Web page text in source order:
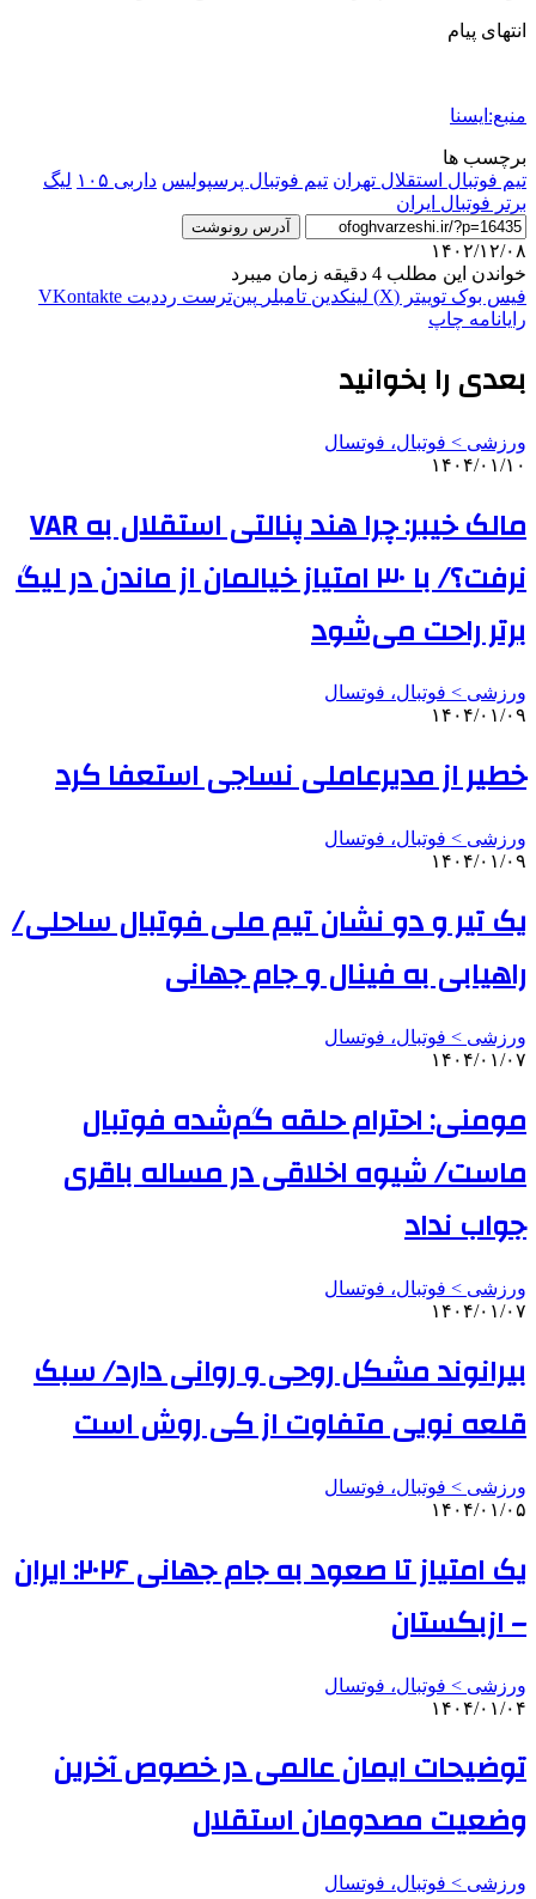
انتهای پیام
منبع:ایسنا
برچسب ها
تيم فوتبال استقلال تهران تيم فوتبال پرسپوليس داربی ۱۰۵
ليگ
برتر فوتبال ایران
آدرس رونوشت
۱۴۰۲/۱۲/۰۸
خواندن این مطلب 4 دقیقه زمان میبرد
فیس بوک توییتر (X) لینکدین ‫تامبلر ‫پین‌ترست ‫رددیت ‫VKontakte
رایانامه چاپ
بعدی را بخوانید
ورزشی > فوتبال، فوتسال
۱۴۰۴/۰۱/۱۰
مالک خیبر: چرا هند پنالتی استقلال به VAR
نرفت؟/ با ۳۰ امتیاز خیالمان از ماندن در لیگ
برتر راحت می‌شود
ورزشی > فوتبال، فوتسال
۱۴۰۴/۰۱/۰۹
خطیر از مدیرعاملی نساجی استعفا کرد
ورزشی > فوتبال، فوتسال
۱۴۰۴/۰۱/۰۹
یک تیر و دو نشان تیم ملی فوتبال ساحلی/
راهیابی به فینال و جام جهانی
ورزشی > فوتبال، فوتسال
۱۴۰۴/۰۱/۰۷
مومنی: احترام حلقه گم‌شده فوتبال
ماست/ شیوه اخلاقی در مساله باقری
جواب نداد
ورزشی > فوتبال، فوتسال
۱۴۰۴/۰۱/۰۷
بیرانوند مشکل روحی و روانی دارد/ سبک
قلعه نویی متفاوت از کی روش است
ورزشی > فوتبال، فوتسال
۱۴۰۴/۰۱/۰۵
یک امتیاز تا صعود به جام جهانی ۲۰۲۶: ایران
– ازبکستان
ورزشی > فوتبال، فوتسال
۱۴۰۴/۰۱/۰۴
توضیحات ایمان عالمی در خصوص آخرین
وضعیت مصدومان استقلال
ورزشی > فوتبال، فوتسال